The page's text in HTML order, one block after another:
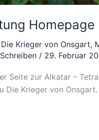
Die Krieger von Onsgart,
/ 29. Februar
Seite zur Alkatar –
Die Krieger von Onsgart.